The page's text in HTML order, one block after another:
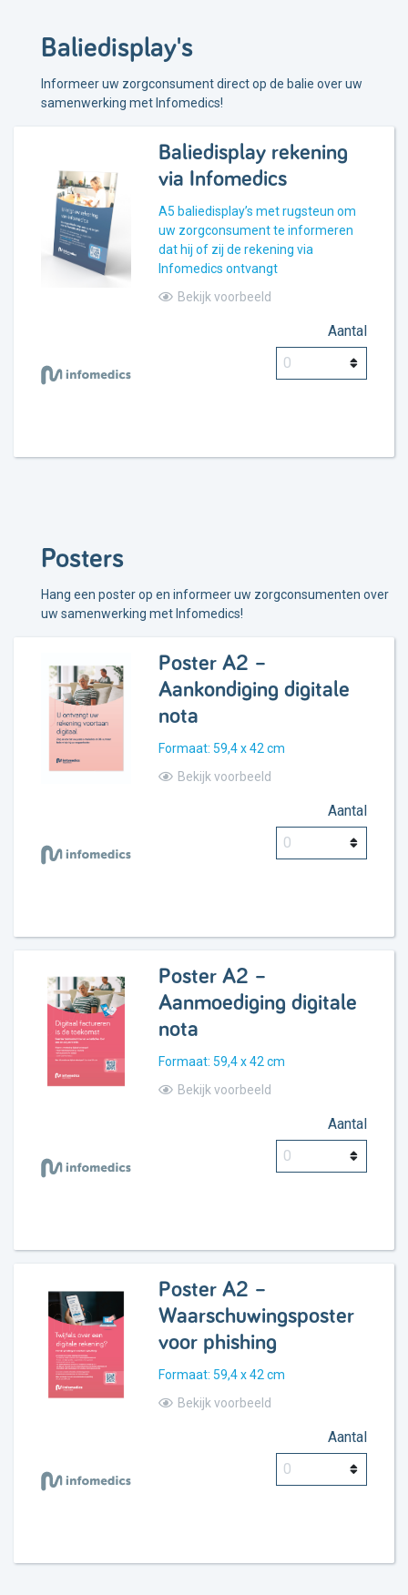
Baliedisplay's
Informeer uw zorgconsument direct op de balie over uw
samenwerking met Infomedics!
Baliedisplay rekening
via Infomedics
A5 baliedisplay’s met rugsteun om
uw zorgconsument te informeren
dat hij of zij de rekening via
Infomedics ontvangt
Bekijk voorbeeld
Aantal
Posters
Hang een poster op en informeer uw zorgconsumenten over
uw samenwerking met Infomedics!
Poster A2 –
Aankondiging digitale
nota
Formaat: 59,4 x 42 cm
Bekijk voorbeeld
Aantal
Poster A2 –
Aanmoediging digitale
nota
Formaat: 59,4 x 42 cm
Bekijk voorbeeld
Aantal
Poster A2 –
Waarschuwingsposter
voor phishing
Formaat: 59,4 x 42 cm
Bekijk voorbeeld
Aantal